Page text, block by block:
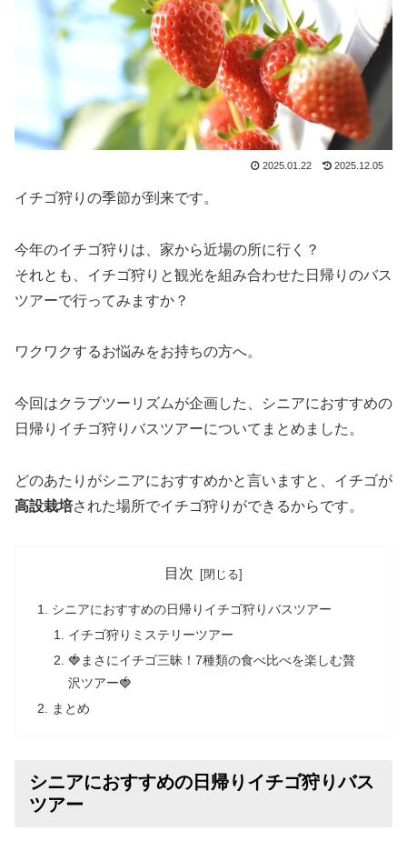
2025.01.22 2025.12.05
イチゴ狩りの季節が到来です。
今年のイチゴ狩りは、家から近場の所に行く？
それとも、イチゴ狩りと観光を組み合わせた日帰りのバス
ツアーで行ってみますか？
ワクワクするお悩みをお持ちの方へ。
今回はクラブツーリズムが企画した、シニアにおすすめの
日帰りイチゴ狩りバスツアーについてまとめました。
どのあたりがシニアにおすすめかと言いますと、イチゴが
高設栽培された場所でイチゴ狩りができるからです。
目次
シニアにおすすめの日帰りイチゴ狩りバスツアー
イチゴ狩りミステリーツアー
🍓まさにイチゴ三昧！7種類の食べ比べを楽しむ贅
沢ツアー🍓
まとめ
シニアにおすすめの日帰りイチゴ狩りバス
ツアー